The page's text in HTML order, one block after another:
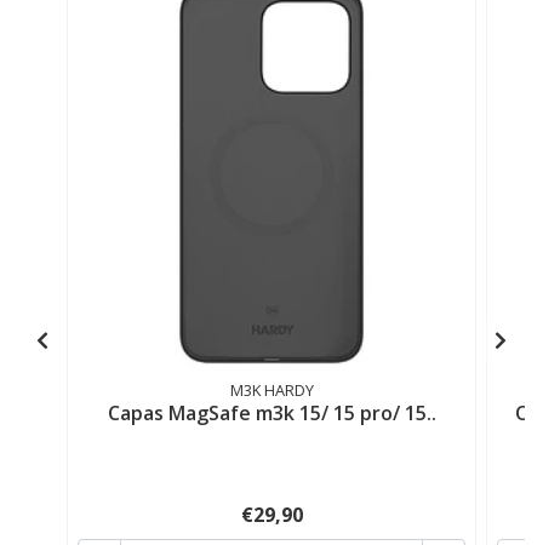
M3K HARDY
Capas MagSafe m3k 15/ 15 pro/ 15..
€29,90